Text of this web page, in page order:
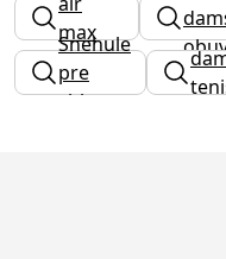
max
panske
Snehule
pre
chlapca